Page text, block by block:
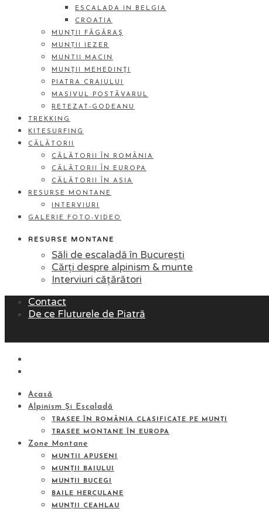
ESCALADA IN BELGIA
CROATIA
MUNȚII FĂGĂRAŞ
MUNȚII IEZER
MUNTII MACIN
MUNŢII MEHEDINŢI
PIATRA CRAIULUI
MASIVUL POSTĂVARUL
RETEZAT-GODEANU
TREKKING
KITESURFING
CĂLĂTORII
CĂLĂTORII ÎN ROMÂNIA
CĂLĂTORII ÎN EUROPA
CĂLĂTORII ÎN ASIA
RESURSE MONTANE
INTERVIURI
GALERIE FOTO-VIDEO
RESURSE MONTANE
Săli de escaladă în București
Cărți despre alpinism & munte
Interviuri cățărători
Contact
De ce Fluturele de Piatră
Acasă
Alpinism Și Escaladă
TRASEE ÎN ROMÂNIA CLASIFICATE PE MUNȚI
TRASEE MONTANE ÎN EUROPA
Zone Montane
MUNTII APUSENI
MUNȚII BAIULUI
MUNȚII BUCEGI
BAILE HERCULANE
MUNȚII CEAHLAU